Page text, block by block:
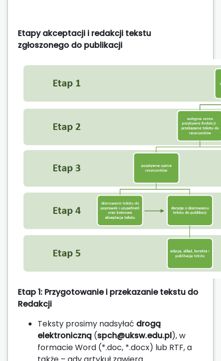
Etapy akceptacji i redakcji tekstu
zgłoszonego do publikacji
Etap 1: Przygotowanie i przekazanie tekstu do
Redakcji
Teksty prosimy nadsyłać drogą
elektroniczną (spch@uksw.edu.pl), w
formacie Word (*.doc, *.docx) lub RTF, a